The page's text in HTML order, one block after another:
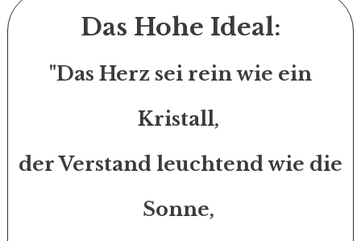
Das Hohe Ideal:
"Das Herz sei rein wie ein
Kristall,
der Verstand leuchtend wie die
Sonne,